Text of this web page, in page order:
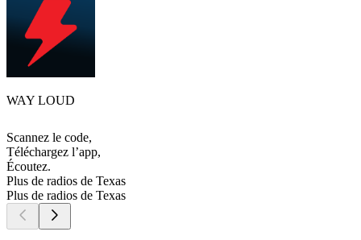
WAY LOUD
Scannez le code,
Téléchargez l’app,
Écoutez.
Plus de radios de Texas
Plus de radios de Texas